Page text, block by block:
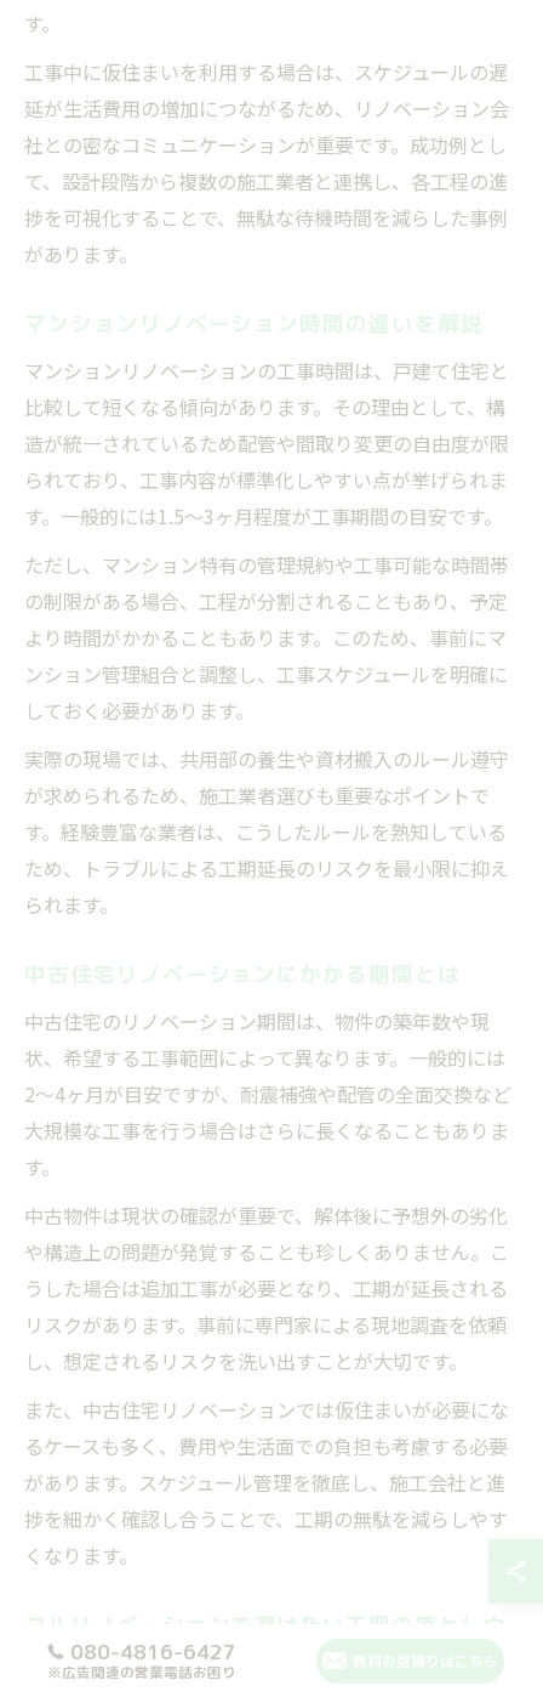
す。
工事中に仮住まいを利用する場合は、スケジュールの遅
延が生活費用の増加につながるため、リノベーション会
社との密なコミュニケーションが重要です。成功例とし
て、設計段階から複数の施工業者と連携し、各工程の進
捗を可視化することで、無駄な待機時間を減らした事例
があります。
マンションリノベーション時間の違いを解説
マンションリノベーションの工事時間は、戸建て住宅と
比較して短くなる傾向があります。その理由として、構
造が統一されているため配管や間取り変更の自由度が限
られており、工事内容が標準化しやすい点が挙げられま
す。一般的には1.5〜3ヶ月程度が工事期間の目安です。
ただし、マンション特有の管理規約や工事可能な時間帯
の制限がある場合、工程が分割されることもあり、予定
より時間がかかることもあります。このため、事前にマ
ンション管理組合と調整し、工事スケジュールを明確に
しておく必要があります。
実際の現場では、共用部の養生や資材搬入のルール遵守
が求められるため、施工業者選びも重要なポイントで
す。経験豊富な業者は、こうしたルールを熟知している
ため、トラブルによる工期延長のリスクを最小限に抑え
られます。
中古住宅リノベーションにかかる期間とは
中古住宅のリノベーション期間は、物件の築年数や現
状、希望する工事範囲によって異なります。一般的には
2〜4ヶ月が目安ですが、耐震補強や配管の全面交換など
大規模な工事を行う場合はさらに長くなることもありま
す。
中古物件は現状の確認が重要で、解体後に予想外の劣化
や構造上の問題が発覚することも珍しくありません。こ
うした場合は追加工事が必要となり、工期が延長される
リスクがあります。事前に専門家による現地調査を依頼
し、想定されるリスクを洗い出すことが大切です。
また、中古住宅リノベーションでは仮住まいが必要にな
るケースも多く、費用や生活面での負担も考慮する必要
があります。スケジュール管理を徹底し、施工会社と進
捗を細かく確認し合うことで、工期の無駄を減らしやす
くなります。
フルリノベーションで避けたい工期の落とし穴
フルリノベーションでは、工期が予定より長引く「落と
080-4816-6427
※広告関連の営業電話お困り
無料お見積りはこちら